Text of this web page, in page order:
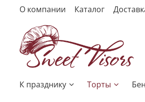
О компании Каталог
К празднику Торты